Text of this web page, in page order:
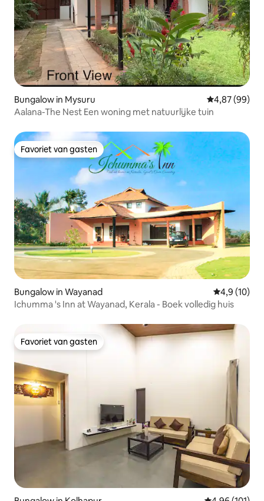
Bungalow in Mysuru Gemiddelde
4,87 (99)
Aalana-The Nest Een woning met natuurlijke tuin
Favoriet van gasten
Favoriet van gasten
Bungalow in Wayanad
4,9 (10)
Ichumma 's Inn at Wayanad, Kerala - Boek volledig huis
Favoriet van gasten
Favoriet van gasten